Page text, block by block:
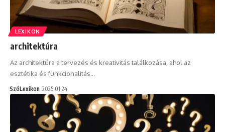
LEXIKON
architektúra
Az architektúra a tervezés és kreativitás találkozása, ahol az
esztétika és funkcionalitás…
SzóLexikon 2025.01.24.